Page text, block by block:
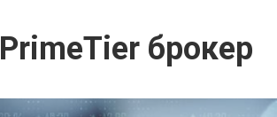
PrimeTier брокер